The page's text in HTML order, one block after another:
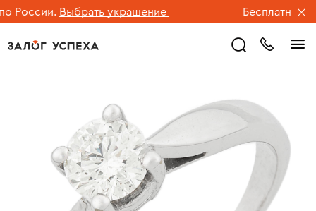
Выбрать украшение Бесплатная